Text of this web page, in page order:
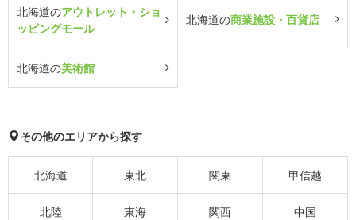
北海道のアウトレット・ショ
ッピングモール
北海道の商業施設・百貨店
北海道の美術館
その他のエリアから探す
北海道 東北 関東 甲信越
北陸 東海 関西 中国